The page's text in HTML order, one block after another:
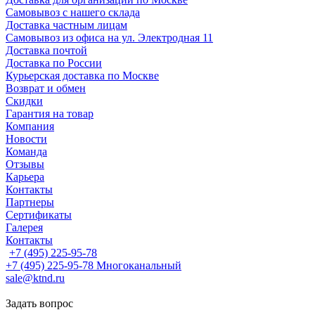
Самовывоз с нашего склада
Доставка частным лицам
Самовывоз из офиса на ул. Электродная 11
Доставка почтой
Доставка по России
Курьерская доставка по Москве
Возврат и обмен
Скидки
Гарантия на товар
Компания
Новости
Команда
Отзывы
Карьера
Контакты
Партнеры
Сертификаты
Галерея
Контакты
+7 (495) 225-95-78
+7 (495) 225-95-78 Многоканальный
sale@ktnd.ru
Задать вопрос